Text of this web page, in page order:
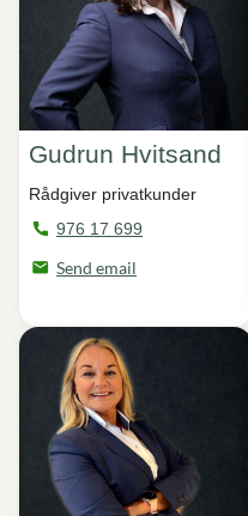
Gudrun Hvitsand
Rådgiver privatkunder
976 17 699
Send email